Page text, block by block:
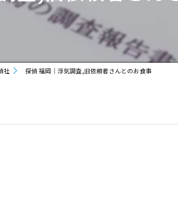
社 探偵 福岡｜浮気調査,旧依頼者さんとのお食事